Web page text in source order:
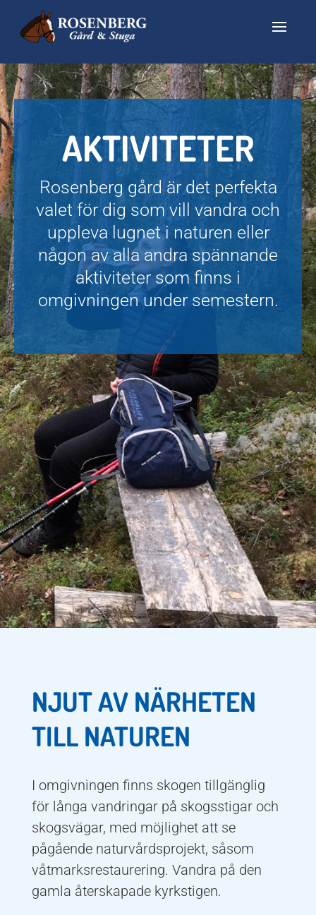
AKTIVITETER
Rosenberg gård är det perfekta
valet för dig som vill vandra och
uppleva lugnet i naturen eller
någon av alla andra spännande
aktiviteter som finns i
omgivningen under semestern.
NJUT AV NÄRHETEN
TILL NATUREN
I omgivningen finns skogen tillgänglig
för långa vandringar på skogsstigar och
skogsvägar, med möjlighet att se
pågående naturvårdsprojekt, såsom
våtmarksrestaurering. Vandra på den
gamla återskapade kyrkstigen.